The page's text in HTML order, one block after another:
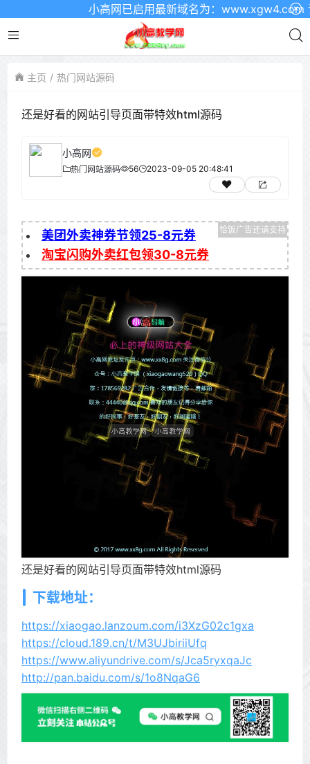
小高网已启用最新域名为：www.xgw4.com 记
主页 热门网站源码
还是好看的网站引导页面带特效html源码
小高网
热门网站源码 56 2023-09-05 20:48:41
美团外卖神券节领25-8元券
淘宝闪购外卖红包领30-8元券
还是好看的网站引导页面带特效html源码
下载地址：
https://xiaogao.lanzoum.com/i3XzG02c1gxa
https://cloud.189.cn/t/M3UJbiriiUfq
https://www.aliyundrive.com/s/Jca5ryxqaJc
http://pan.baidu.com/s/1o8NqaG6